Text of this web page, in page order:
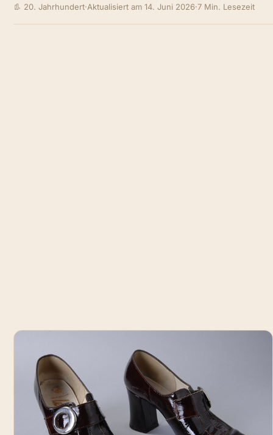
👢 20. Jahrhundert·Aktualisiert am 14. Juni 2026·7 Min. Lesezeit